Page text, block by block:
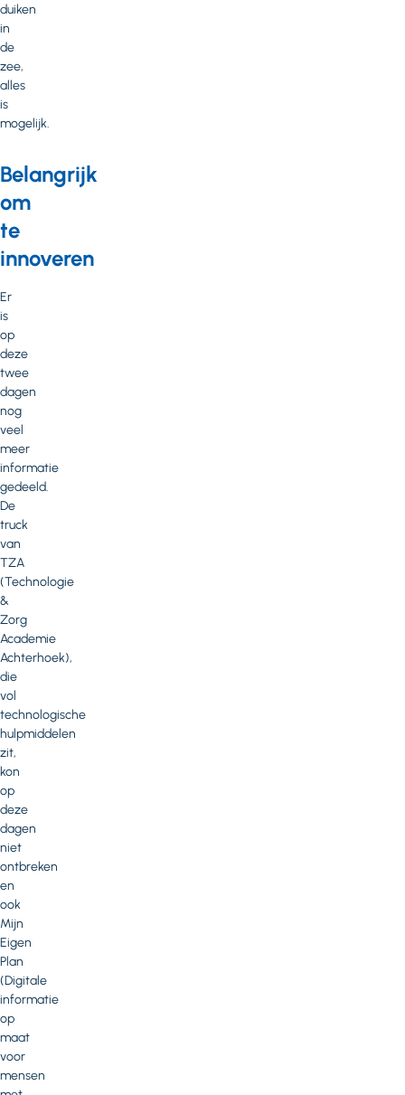
duiken
in
de
zee,
alles
is
mogelijk.
Belangrijk
om
te
innoveren
Er
is
op
deze
twee
dagen
nog
veel
meer
informatie
gedeeld.
De
truck
van
TZA
(Technologie
&
Zorg
Academie
Achterhoek),
die
vol
technologische
hulpmiddelen
zit,
kon
op
deze
dagen
niet
ontbreken
en
ook
Mijn
Eigen
Plan
(Digitale
informatie
op
maat
voor
mensen